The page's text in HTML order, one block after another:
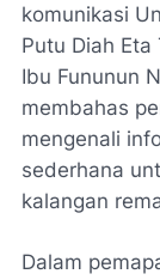
komunikasi
Putu Diah Eta
Ibu Fununun
membahas
mengenali
sederhana
kalangan
Dalam